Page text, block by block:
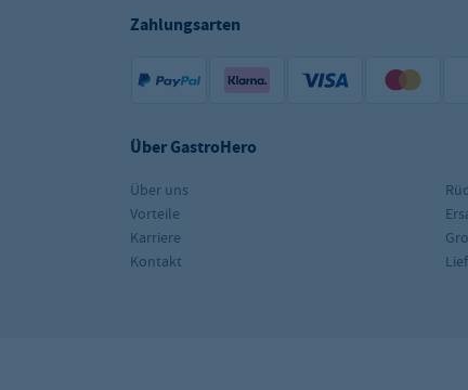
Zahlungsarten
Über GastroHero
Über uns
Vorteile
Karriere
Kontakt